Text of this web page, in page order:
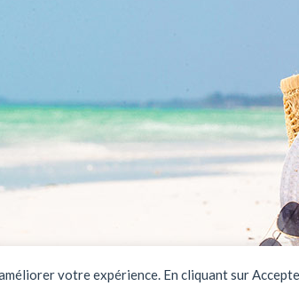
votre expérience. En cliquant sur